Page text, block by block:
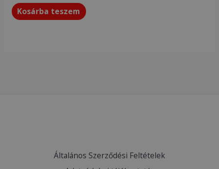
Kosárba teszem
Általános Szerződési Feltételek